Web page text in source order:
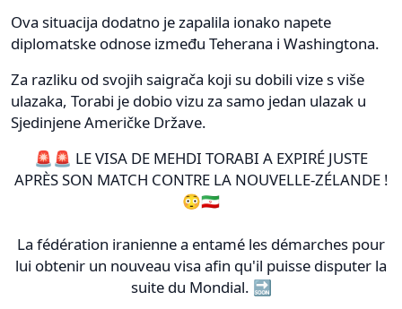
Ova situacija dodatno je zapalila ionako napete
diplomatske odnose između Teherana i Washingtona.
Za razliku od svojih saigrača koji su dobili vize s više
ulazaka, Torabi je dobio vizu za samo jedan ulazak u
Sjedinjene Američke Države.
🚨🚨 LE VISA DE MEHDI TORABI A EXPIRÉ JUSTE
APRÈS SON MATCH CONTRE LA NOUVELLE-ZÉLANDE !
😳🇮🇷
La fédération iranienne a entamé les démarches pour
lui obtenir un nouveau visa afin qu'il puisse disputer la
suite du Mondial. 🔜